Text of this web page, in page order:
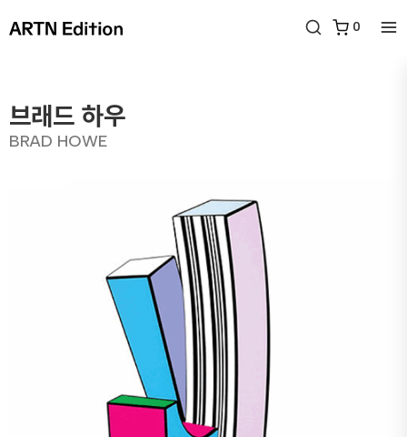
0
브래드 하우
BRAD HOWE